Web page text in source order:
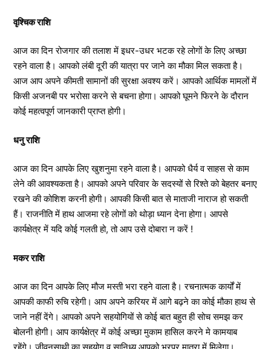
वृश्चिक राशि
आज का दिन रोजगार की तलाश में इधर-उधर भटक रहे लोगों के लिए अच्छा
रहने वाला है। आपको लंबी दूरी की यात्रा पर जाने का मौका मिल सकता है।
आज आप अपने कीमती सामानों की सुरक्षा अवश्य करें। आपको आर्थिक मामलों में
किसी अजनबी पर भरोसा करने से बचना होगा। आपको घूमने फिरने के दौरान
कोई महत्वपूर्ण जानकारी प्राप्त होगी।
धनु राशि
आज का दिन आपके लिए खुशनुमा रहने वाला है। आपको धैर्य व साहस से काम
लेने की आवश्यकता है। आपको अपने परिवार के सदस्यों से रिश्ते को बेहतर बनाए
रखने की कोशिश करनी होगी। आपकी किसी बात से माताजी नाराज हो सकती
हैं। राजनीति में हाथ आजमा रहे लोगों को थोड़ा ध्यान देना होगा। आपसे
कार्यक्षेत्र में यदि कोई गलती हो, तो आप उसे दोबारा न करें !
मकर राशि
आज का दिन आपके लिए मौज मस्ती भरा रहने वाला है। रचनात्मक कार्यों में
आपकी काफी रुचि रहेगी। आप अपने करियर में आगे बढ़ने का कोई मौका हाथ से
जाने नहीं देंगे। आपको अपने सहयोगियों से कोई बात बहुत ही सोच समझ कर
बोलनी होगी। आप कार्यक्षेत्र में कोई अच्छा मुकाम हासिल करने मे कामयाब